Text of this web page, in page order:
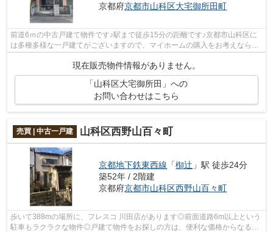
京都府京都市山科区大宅御所田町
前道6ｍの中古戸建て物件です♪駅まで徒歩15分の距離です♪京都市山科区に
は多種多様な一戸建てがございますので、マイホームの購入をお考えなら、
ぜひ当社までご連絡ください♪お待ちし...
現在販売物件情報がありません。
「山科区大宅御所田」への
お問い合わせはこちら
売買 | 中古一戸建 山科区西野山百々町
京都地下鉄東西線 「椥辻 」駅 徒歩24分
築52年 / 2階建
京都府京都市山科区西野山百々町
歩いて388mの場所に、フレスコ 川田店があります◎前面道路6m以上という
駐車もラクラクな物件◎戸建て物件をお探しの方は、便利な価格からなる中